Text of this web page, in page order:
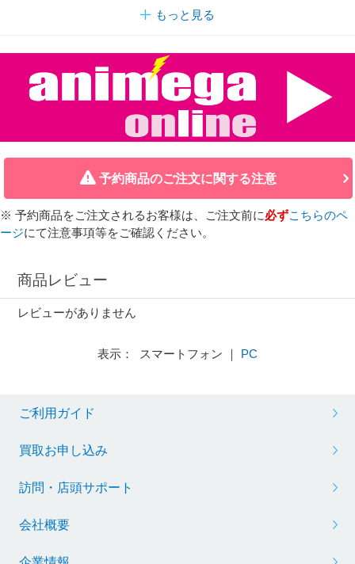
もっと見る
予約商品のご注文に関する注意
※ 予約商品をご注文されるお客様は、ご注文前に必ずこちらのペ
ージにて注意事項等をご確認ください。
商品レビュー
レビューがありません
表示： スマートフォン ｜ PC
ご利用ガイド
買取お申し込み
訪問・店頭サポート
会社概要